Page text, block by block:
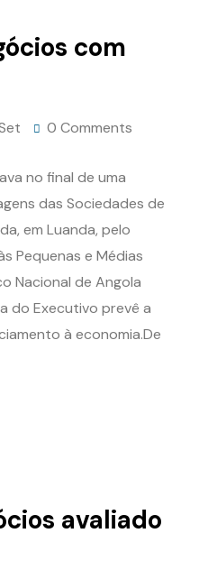
com
0 Comments
no final de uma
das Sociedades de
em Luanda, pelo
Pequenas e Médias
Nacional de Angola
do Executivo prevê a
à economia.De
avaliado